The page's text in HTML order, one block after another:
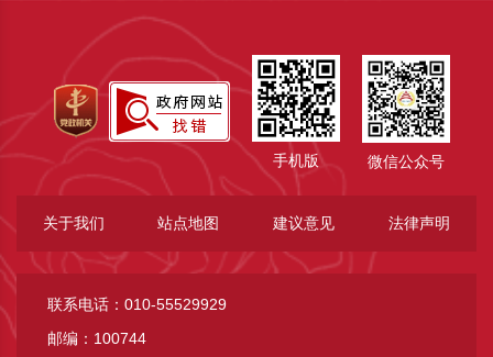
手机版 微信公众号
关于我们 站点地图 建议意见 法律声明
联系电话：010-55529929
邮编：100744